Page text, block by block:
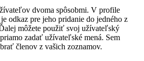
dvoma spôsobmi. V profile
odkaz pre jeho pridanie do jedného z
môžete použiť svoj užívateľský
zadať užívateľské mená. Sem
členov z vašich zoznamov.